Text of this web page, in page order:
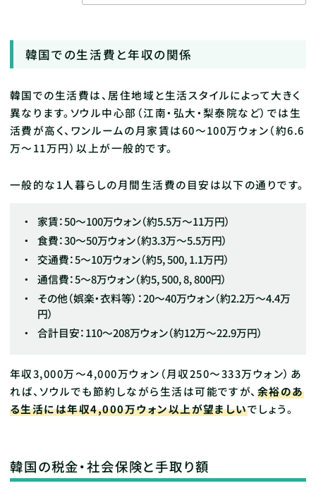
韓国での生活費と年収の関係
韓国での生活費は、居住地域と生活スタイルによって大きく
異なります。ソウル中心部（江南・弘大・梨泰院など）では生
活費が高く、ワンルームの月家賃は60〜100万ウォン（約6.6
万〜11万円）以上が一般的です。
一般的な1人暮らしの月間生活費の目安は以下の通りです。
家賃：50〜100万ウォン（約5.5万〜11万円）
食費：30〜50万ウォン（約3.3万〜5.5万円）
交通費：5〜10万ウォン（約5, 500, 1.1万円）
通信費：5〜8万ウォン（約5, 500, 8, 800円）
その他（娯楽・衣料等）：20〜40万ウォン（約2.2万〜4.4万
円）
合計目安：110〜208万ウォン（約12万〜22.9万円）
年収3,000万～4,000万ウォン（月収250〜333万ウォン）あ
れば、ソウルでも節約しながら生活は可能ですが、 余裕のあ
る生活には年収4,000万ウォン以上が望ましいでしょう。
韓国の税金・社会保険と手取り額